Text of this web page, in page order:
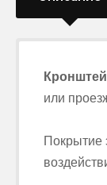
или
Покрытие